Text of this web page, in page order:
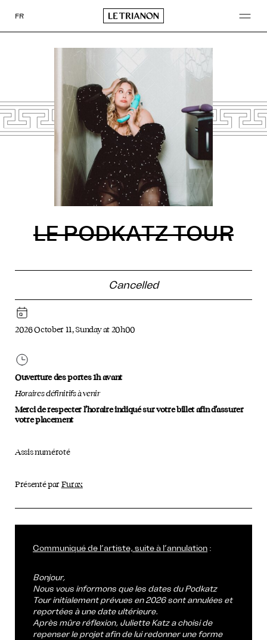
toFR
LE PODKATZ TOUR
Communiqué de l’artiste, suite à l’annulation :
Bonjour,
Nous vous informons que les dates du Podkatz
Tour initialement prévues en 2026 sont annulées et
reportées à une date ultérieure.
Après mûre réflexion, Juliette Katz a choisi de
repenser le projet afin de lui redonner une forme
2026 October 11, Sunday at 20h00
Ouverture des portes 1h avant
Horaires définitifs à venir
Merci de respecter l’horaire indiqué sur votre billet afin d’assurer
votre placement
Assis numéroté
Présenté par Furax
Cancelled